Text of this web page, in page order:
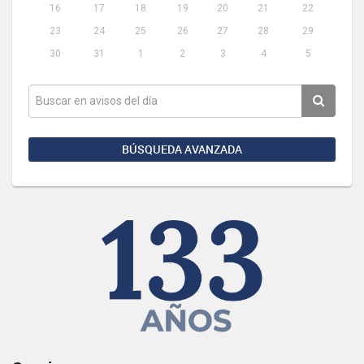
16
17 18 19 20 21
22
23
24 25 26 27 28
29
30
31 1 2 3 4 5
BÚSQUEDA AVANZADA